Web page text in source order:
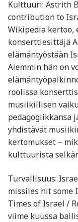
Kulttuuri: Astrith
contribution to
Wikipedia
konserttiesittäjä
elämäntyöstään
Aiemmin hän on
roolissa
musiikillisen
pedagogiikkansa
yhdistävät
kertomukset –
kulttuurista
Turvallisuus:
missiles hit some
Times of Israel /
viime kuussa